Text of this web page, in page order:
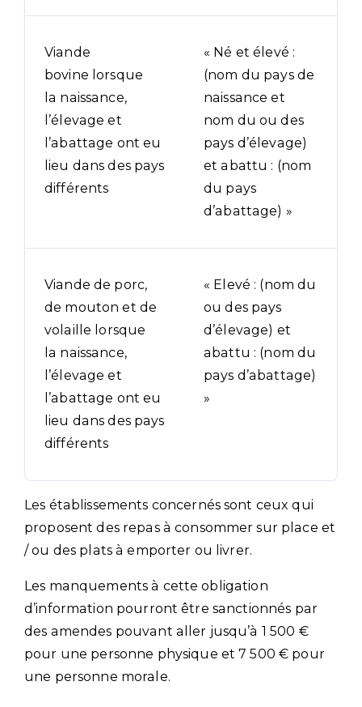
Viande
bovine lorsque
la naissance,
l’élevage et
l’abattage ont eu
lieu dans des pays
différents
« Né et élevé :
(nom du pays de
naissance et
nom du ou des
pays d’élevage)
et abattu : (nom
du pays
d’abattage) »
Viande de porc,
de mouton et de
volaille lorsque
la naissance,
l’élevage et
l’abattage ont eu
lieu dans des pays
différents
« Elevé : (nom du
ou des pays
d’élevage) et
abattu : (nom du
pays d’abattage)
»
Les établissements concernés sont ceux qui
proposent des repas à consommer sur place et
/ ou des plats à emporter ou livrer.
Les manquements à cette obligation
d’information pourront être sanctionnés par
des amendes pouvant aller jusqu’à 1 500 €
pour une personne physique et 7 500 € pour
une personne morale.